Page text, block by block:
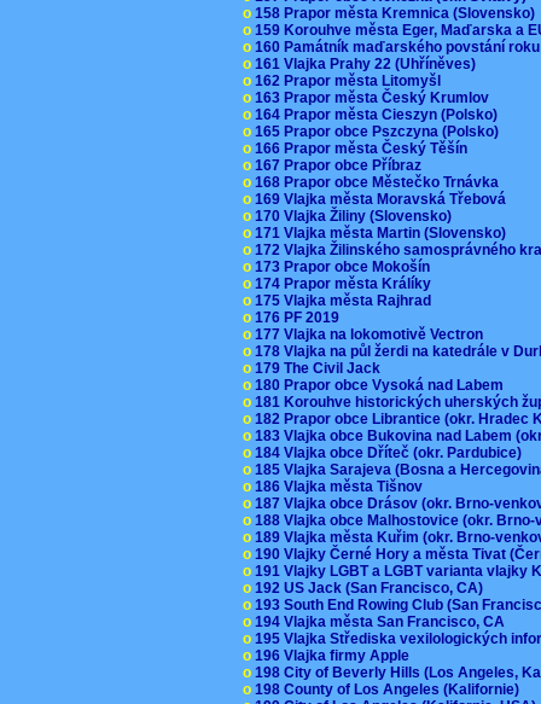
o 158 Prapor města Kremnica (Slovensko)
o 159 Korouhve města Eger, Maďarska a
o 160 Památník maďarského povstání
o 161 Vlajka Prahy 22 (Uhříněves)
o 162 Prapor města Litomyšl
o 163 Prapor města Český Krumlov
o 164 Prapor města Cieszyn (Polsko)
o 165 Prapor obce Pszczyna (Polsko)
o 166 Prapor města Český Těšín
o 167 Prapor obce Příbraz
o 168 Prapor obce Městečko Trnávka
o 169 Vlajka města Moravská Třebová
o 170 Vlajka Žiliny (Slovensko)
o 171 Vlajka města Martin (Slovensko)
o 172 Vlajka Žilinského samosprávného
o 173 Prapor obce Mokošín
o 174 Prapor města Králíky
o 175 Vlajka města Rajhrad
o 176 PF 2019
o 177 Vlajka na lokomotivě Vectron
o 178 Vlajka na půl žerdi na katedrále v
o 179 The Civil Jack
o 180 Prapor obce Vysoká nad Labem
o 181 Korouhve historických uherských
o 182 Prapor obce Librantice (okr. Hradec
o 183 Vlajka obce Bukovina nad Labem
o 184 Vlajka obce Dříteč (okr. Pardubice)
o 185 Vlajka Sarajeva (Bosna a
o 186 Vlajka města Tišnov
o 187 Vlajka obce Drásov (okr. Brno-
o 188 Vlajka obce Malhostovice (okr.
o 189 Vlajka města Kuřim (okr. Brno-
o 190 Vlajky Černé Hory a města Tivat
o 191 Vlajky LGBT a LGBT varianta vlajky
o 192 US Jack (San Francisco, CA)
o 193 South End Rowing Club (San
o 194 Vlajka města San Francisco, CA
o 195 Vlajka Střediska vexilologických
o 196 Vlajka firmy Apple
o 198 City of Beverly Hills (Los Angeles,
o 198 County of Los Angeles (Kalifornie)